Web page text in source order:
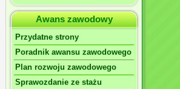
Awans zawodowy
Przydatne strony
Poradnik awansu zawodowego
Plan rozwoju zawodowego
Sprawozdanie ze stażu